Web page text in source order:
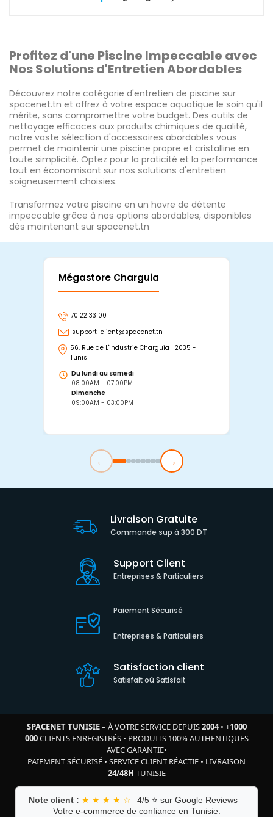
Profitez d'une Piscine Impeccable avec
Nos Solutions d'Entretien Abordables
Découvrez notre catégorie d'entretien de piscine sur
spacenet.tn et offrez à votre espace aquatique le soin qu'il
mérite, sans compromettre votre budget. Des outils de
nettoyage efficaces aux produits chimiques de qualité,
notre vaste sélection d'accessoires abordables vous
permet de maintenir une piscine propre et cristalline en
toute simplicité. Optez pour la praticité et la performance
tout en économisant sur nos solutions d'entretien
soigneusement choisies.
Transformez votre piscine en un havre de détente
impeccable grâce à nos options abordables, disponibles
dès maintenant sur spacenet.tn
Mégastore Charguia
70 22 33 00
support-client@spacenet.tn
56, Rue de L'industrie Charguia I 2035 -
Tunis
Du lundi au samedi
08:00AM - 07:00PM
Dimanche
09:00AM - 03:00PM
← →
Livraison Gratuite
Commande sup à 300 DT
Support Client
Entreprises & Particuliers
Paiement Sécurisé
Entreprises & Particuliers
Satisfaction client
Satisfait où Satisfait
SPACENET TUNISIE– À VOTRE SERVICE DEPUIS2004• +1000
000CLIENTS ENREGISTRÉS• PRODUITS 100% AUTHENTIQUES
AVEC GARANTIE•
PAIEMENT SÉCURISÉ • SERVICE CLIENT RÉACTIF • LIVRAISON
24/48H TUNISIE
Note client : ★ ★ ★ ★ ☆
4/5 ⭐ sur Google Reviews –
Votre e-commerce de confiance en Tunisie.